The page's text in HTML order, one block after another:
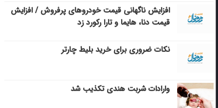
افزایش ناگهانی قیمت خودروهای پرفروش / افزایش
قیمت دنا، هایما و تارا رکورد زد
نکات ضروری برای خرید بلیط چارتر
وارادات شربت هندی تکذیب شد